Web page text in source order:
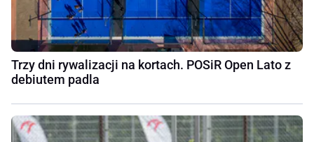
Trzy dni rywalizacji na kortach. POSiR Open Lato z
debiutem padla